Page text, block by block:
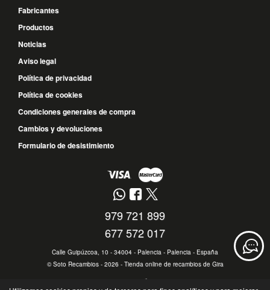
Fabricantes
Productos
Noticias
Aviso legal
Política de privacidad
Política de cookies
Condiciones generales de compra
Cambios y devoluciones
Formulario de desistimiento
979 721 899
677 572 017
Calle Guipúzcoa, 10 - 34004 - Palencia - Palencia - España
©Soto Recambios- 2026 - Tienda online de recambios de Gira